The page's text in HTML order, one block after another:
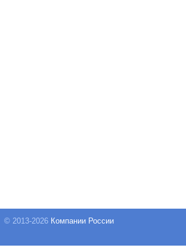
© 2013-2026 Компании России